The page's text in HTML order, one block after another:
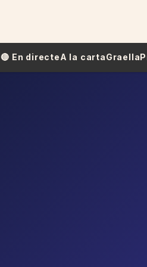
🔴​​ En directeA la cartaGraella